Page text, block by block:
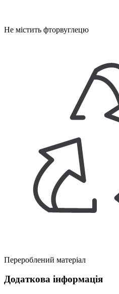
Не містить фторвуглецю
Перероблений матеріал
Додаткова інформація